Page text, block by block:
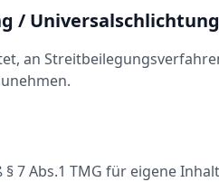
/
an
7 Abs.1 TMG für eigene